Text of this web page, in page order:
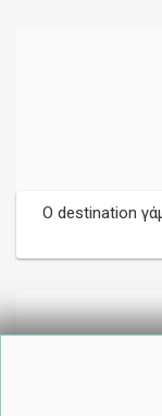
O destination